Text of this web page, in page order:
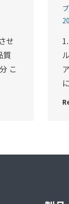
せ
質
こ